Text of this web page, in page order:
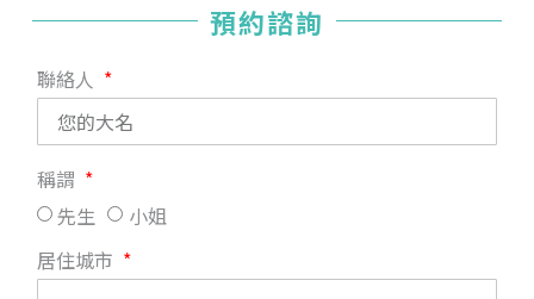
預約諮詢
聯絡人
稱謂
先生
小姐
居住城市